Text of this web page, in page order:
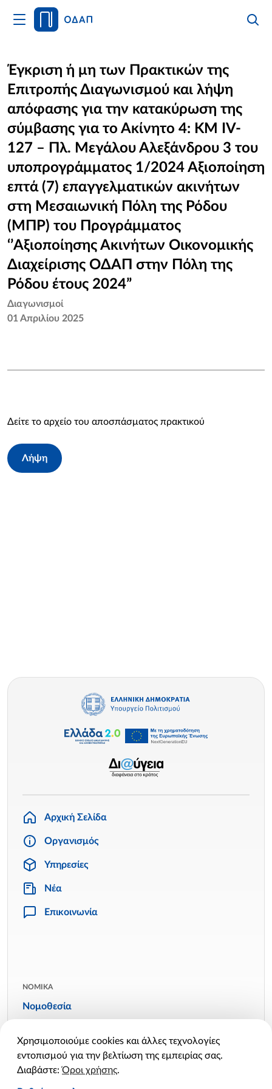
Άνοιγμα
Κυρίως
Αρχική
Οργανισμός
Νέα
Επικοινωνία
Έγκριση ή μη των Πρακτικών της
Επιτροπής Διαγωνισμού και λήψη
απόφασης για την κατακύρωση της
σύμβασης για το Ακίνητο 4: ΚΜ IV-
127 – Πλ. Μεγάλου Αλεξάνδρου 3 του
υποπρογράμματος 1/2024 Αξιοποίηση
επτά (7) επαγγελματικών ακινήτων
στη Μεσαιωνική Πόλη της Ρόδου
(ΜΠΡ) του Προγράμματος
‘’Αξιοποίησης Ακινήτων Οικονομικής
Διαχείρισης ΟΔΑΠ στην Πόλη της
Ρόδου έτους 2024”
Διαγωνισμοί
01 Απριλίου 2025
Δείτε το αρχείο του αποσπάσματος πρακτικού
Λήψη
Αρχική Σελίδα
Οργανισμός
Υπηρεσίες
Νέα
Επικοινωνία
ΝΟΜΙΚΑ
Νομοθεσία
Πολιτική απορρήτου
Πολιτική cookies
Χρησιμοποιούμε cookies και άλλες τεχνολογίες
εντοπισμού για την βελτίωση της εμπειρίας σας.
Διαβάστε:Όροι χρήσης.